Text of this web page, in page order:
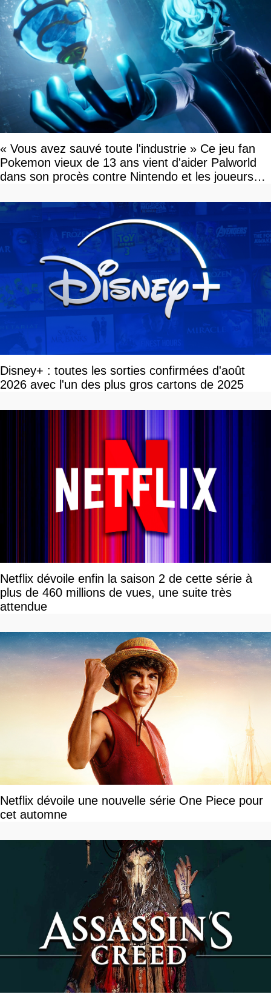
« Vous avez sauvé toute l'industrie » Ce jeu fan
Pokemon vieux de 13 ans vient d'aider Palworld
dans son procès contre Nintendo et les joueurs
Disney+ : toutes les sorties confirmées d'août
2026 avec l'un des plus gros cartons de 2025
Netflix dévoile enfin la saison 2 de cette série à
plus de 460 millions de vues, une suite très
attendue
Netflix dévoile une nouvelle série One Piece pour
cet automne